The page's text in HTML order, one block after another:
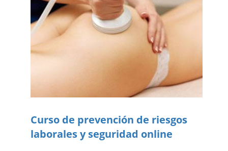
Curso de prevención de riesgos
laborales y seguridad online